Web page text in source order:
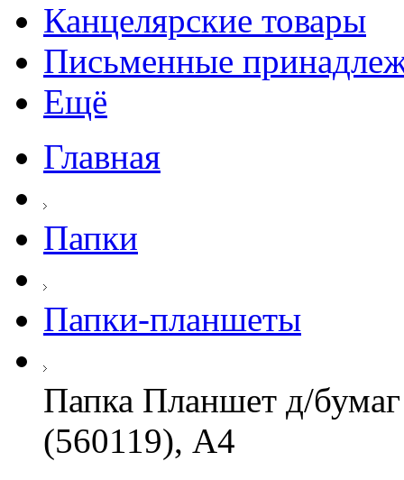
Канцелярские товары
Письменные
Ещё
Главная
Папки
Папки-планшеты
Папка Планшет д/
(560119), А4